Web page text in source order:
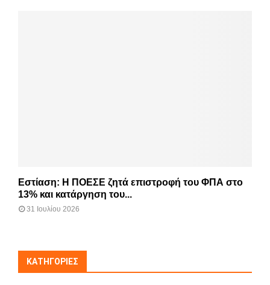
Εστίαση: Η ΠΟΕΣΕ ζητά επιστροφή του ΦΠΑ στο
13% και κατάργηση του...
31 Ιουλίου 2026
KΑΤΗΓΟΡΊΕΣ